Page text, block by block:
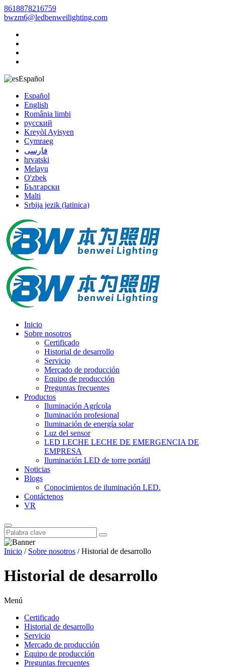
8618878216759
bwzm6@ledbenweilighting.com
Español
Español
English
România limbi
русский
Kreyòl Ayisyen
Cymraeg
فارسی
hrvatski
Melayu
O'zbek
Български
Malti
Srbija jezik (latinica)
Inicio
Sobre nosotros
Certificado
Historial de desarrollo
Servicio
Mercado de producción
Equipo de producción
Preguntas frecuentes
Productos
Iluminación Agrícola
Iluminación profesional
Iluminación de energía solar
Luz del sensor
LED LECHE LECHE DE EMERGENCIA DE
EMPRESA
Iluminación LED de torre portátil
Noticias
Blogs
Conocimientos de iluminación LED.
Contáctenos
VR
Inicio / Sobre nosotros / Historial de desarrollo
Historial de desarrollo
Menú
Certificado
Historial de desarrollo
Servicio
Mercado de producción
Equipo de producción
Preguntas frecuentes